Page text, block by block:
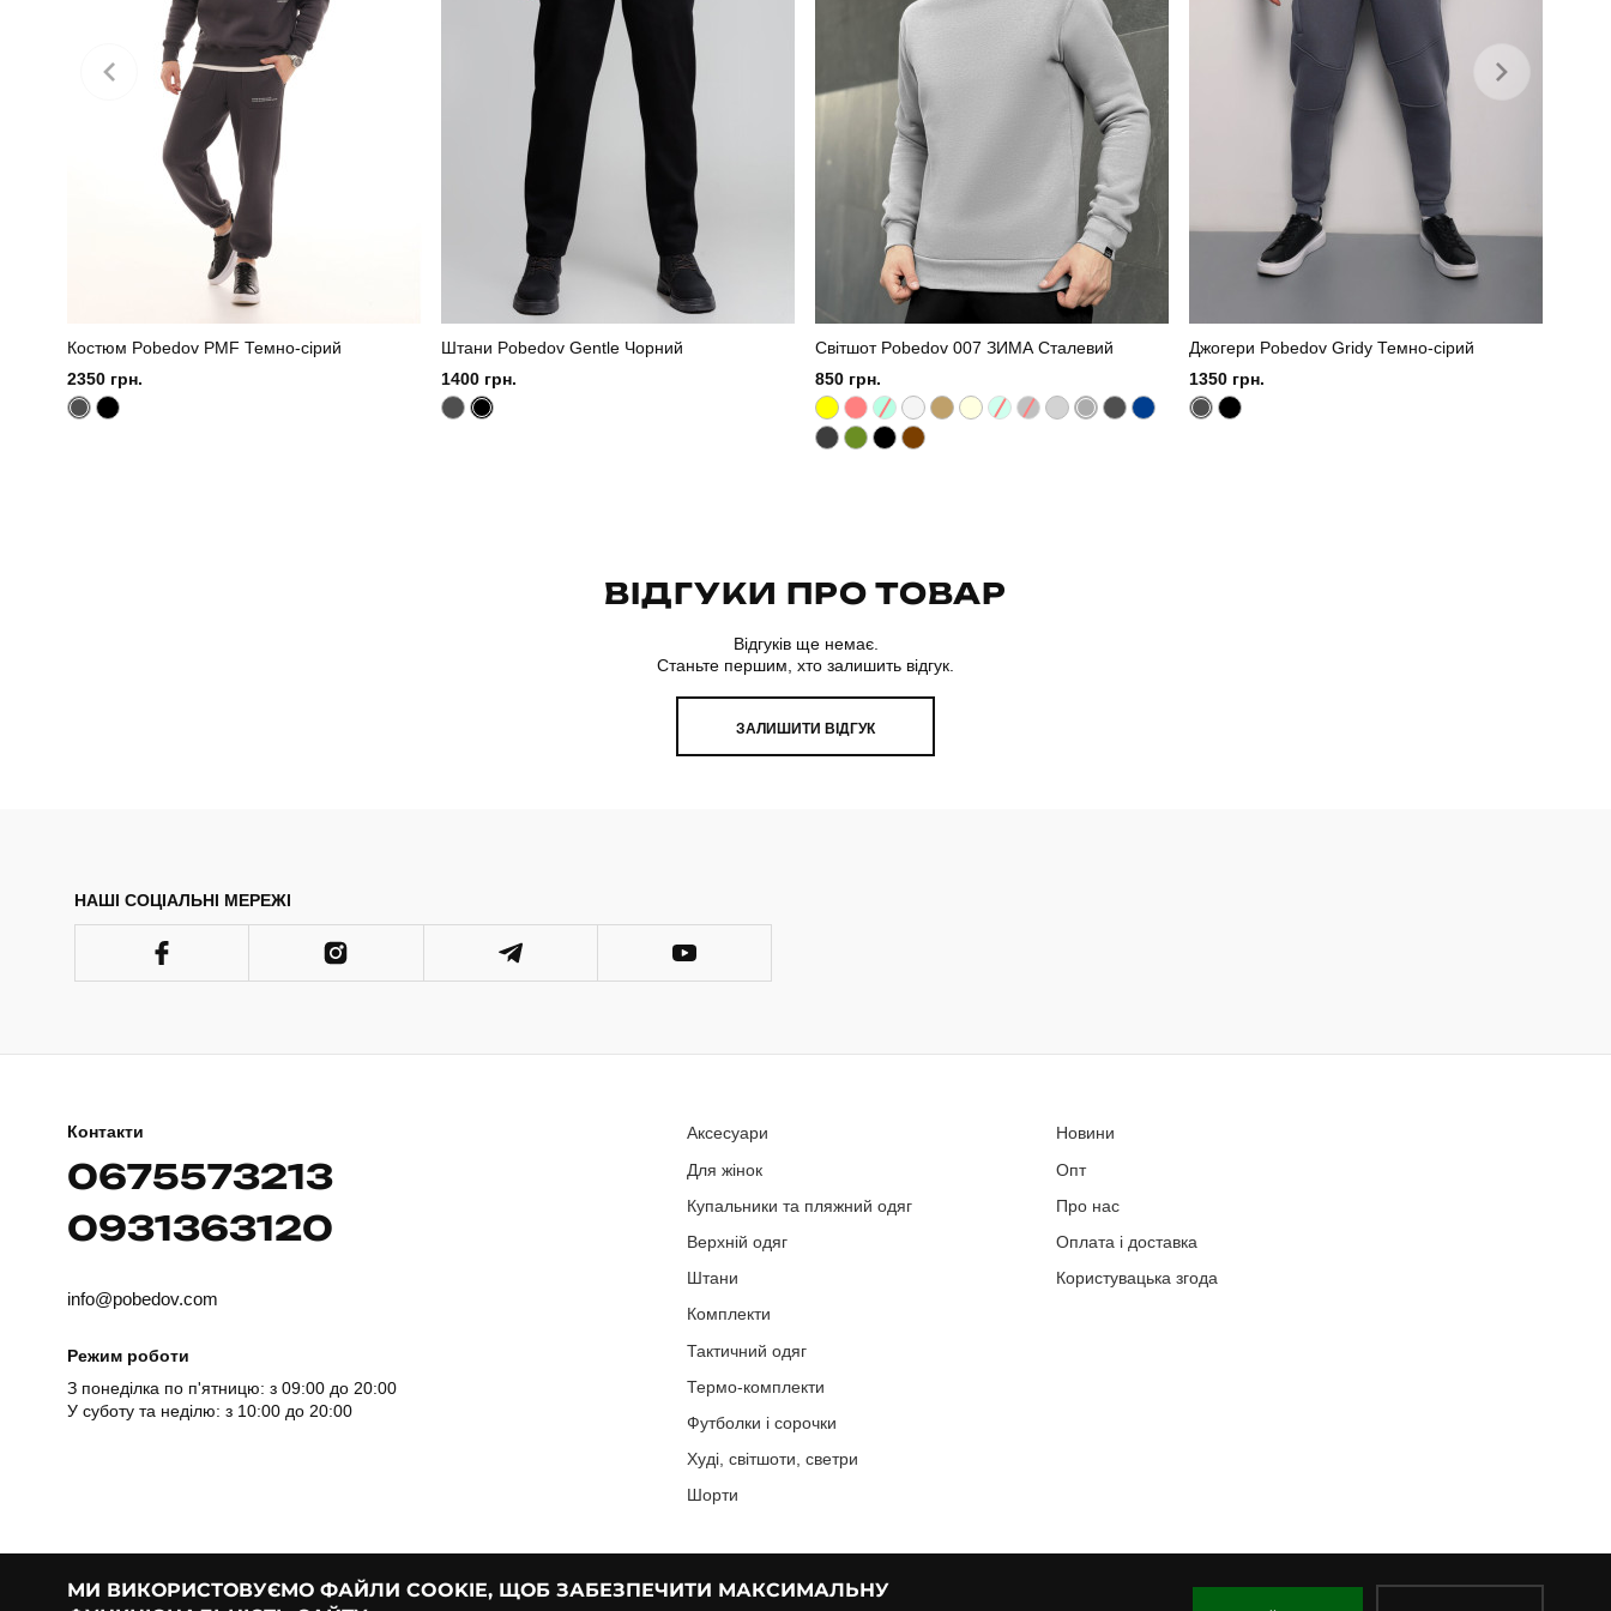
МИ ВИКОРИСТОВУЄМО ФАЙЛИ COOKIE, ЩОБ ЗАБЕЗПЕЧИТИ МАКСИМАЛЬНУ
Костюм Pobedov PMF Темно-сірий
2350 грн.
Штани Pobedov Gentle Чорний
1400 грн.
Світшот Pobedov 007 ЗИМА Сталевий
850 грн.
Джогери Pobedov Gridy Темно-сірий
1350 грн.
ВІДГУКИ ПРО ТОВАР
Відгуків ще немає.
Станьте першим, хто залишить відгук.
ЗАЛИШИТИ ВІДГУК
НАШІ СОЦІАЛЬНІ МЕРЕЖІ
Контакти
0675573213
0931363120
info@pobedov.com
Режим роботи
З понеділка по п'ятницю: з 09:00 до 20:00
У суботу та неділю: з 10:00 до 20:00
Аксесуари
Для жінок
Купальники та пляжний одяг
Верхній одяг
Штани
Комплекти
Тактичний одяг
Термо-комплекти
Футболки і сорочки
Худі, світшоти, светри
Шорти
Новини
Опт
Про нас
Оплата і доставка
Користувацька згода